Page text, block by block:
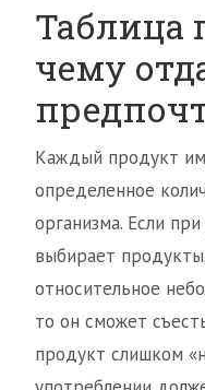
Таблица
чему
Каждый продукт
определенное
организма. Если
выбирает
относительное
то он сможет
продукт слишком